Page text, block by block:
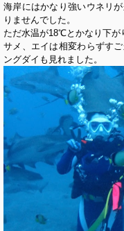
海岸にはかなり強いウネリ
りませんでした。
ただ水温が18℃とかなり下が
サメ、エイは相変わらずす
ングダイも見れました。